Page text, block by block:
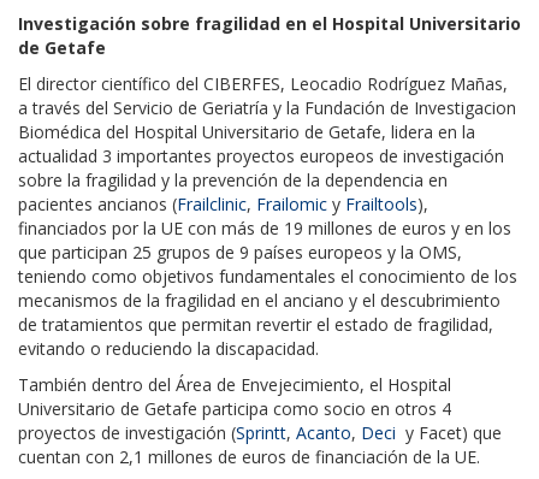
Investigación sobre fragilidad en el Hospital Universitario
de Getafe
El director científico del CIBERFES, Leocadio Rodríguez Mañas,
a través del Servicio de Geriatría y la Fundación de Investigacion
Biomédica del Hospital Universitario de Getafe, lidera en la
actualidad 3 importantes proyectos europeos de investigación
sobre la fragilidad y la prevención de la dependencia en
pacientes ancianos (Frailclinic, Frailomic y Frailtools),
financiados por la UE con más de 19 millones de euros y en los
que participan 25 grupos de 9 países europeos y la OMS,
teniendo como objetivos fundamentales el conocimiento de los
mecanismos de la fragilidad en el anciano y el descubrimiento
de tratamientos que permitan revertir el estado de fragilidad,
evitando o reduciendo la discapacidad.
También dentro del Área de Envejecimiento, el Hospital
Universitario de Getafe participa como socio en otros 4
proyectos de investigación (Sprintt, Acanto, Deci y Facet) que
cuentan con 2,1 millones de euros de financiación de la UE.